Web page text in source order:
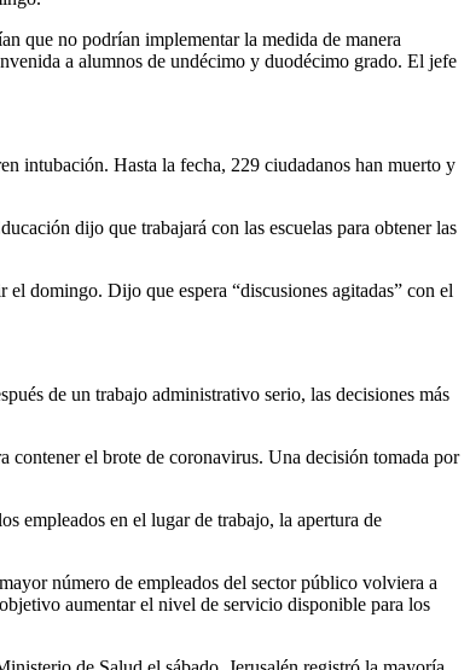
que no podrían implementar la medida de manera
a alumnos de undécimo y duodécimo grado. El jefe
intubación. Hasta la fecha, 229 ciudadanos han muerto y
dijo que trabajará con las escuelas para obtener las
domingo. Dijo que espera “discusiones agitadas” con el
de un trabajo administrativo serio, las decisiones más
contener el brote de coronavirus. Una decisión tomada por
empleados en el lugar de trabajo, la apertura de
número de empleados del sector público volviera a
aumentar el nivel de servicio disponible para los